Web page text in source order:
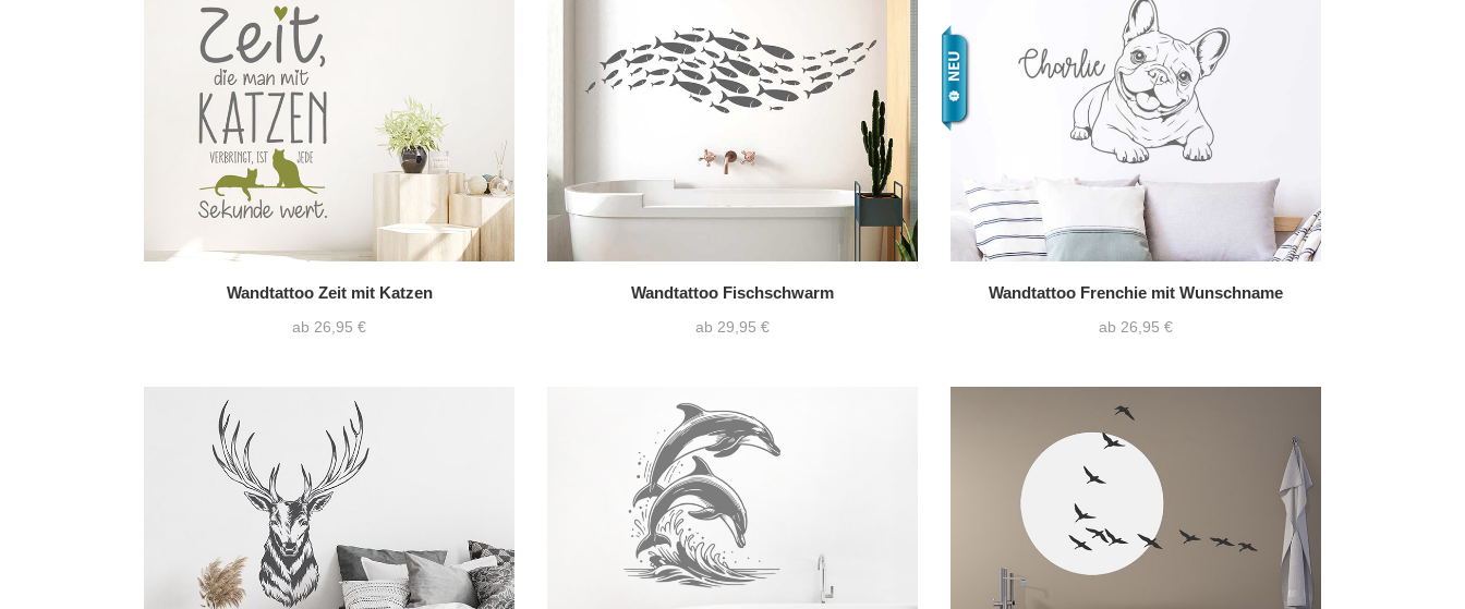
Wandtattoo Zeit mit Katzen
ab 26,95 €
Wandtattoo Fischschwarm
ab 29,95 €
Wandtattoo Frenchie mit Wunschname
ab 26,95 €